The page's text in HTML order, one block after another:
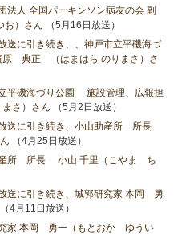
法人 全国パーキンソン病友の会 副
お）さん （5月16日放送）
送に引き続き、、神戸市立平磯海づ
典正 （はまはら のりまさ）さ
平磯海づり公園 施設管理、広報担
さ）さん （5月2日放送）
送に引き続き、小山助産所 所長
（4月25日放送）
産所 所長 小山​ 千里（こやま ち
送に引き続き、城郭研究家 本岡 勇
（4月11日放送）
究家 本岡 勇一（もとおか ゆうい